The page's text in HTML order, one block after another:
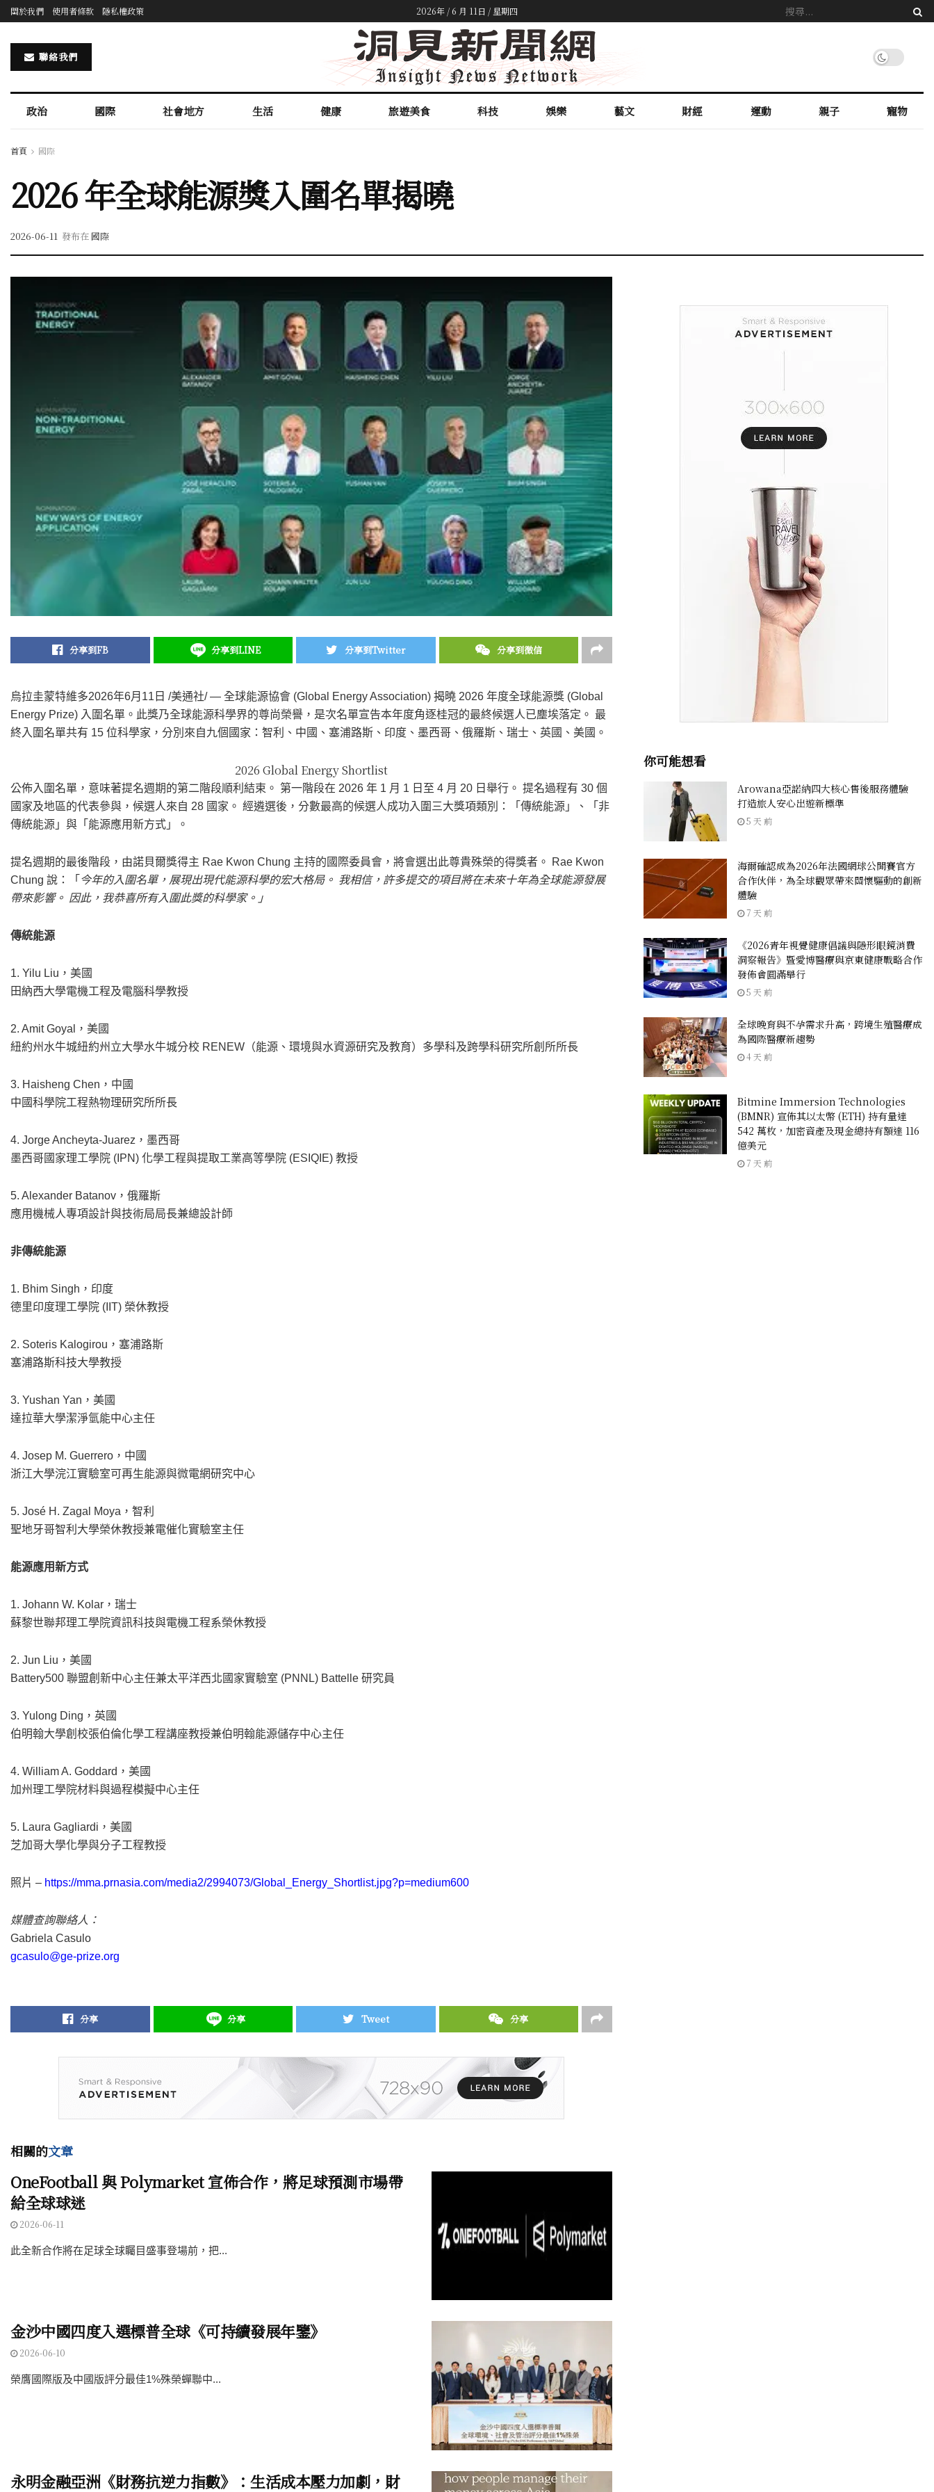
關於我們 使用者條款 隱私權政策 2026年 / 6 月 11日 / 星期四
聯絡我們
政治 國際 社會地方 生活 健康 旅遊美食 科技 娛樂 藝文 財經 運動 親子 寵物
首頁 國際
2026 年全球能源獎入圍名單揭曉
2026-06-11 發布在 國際
分享到FB 分享到LINE 分享到Twitter 分享到微信
烏拉圭蒙特維多2026年6月11日 /美通社/ — 全球能源協會 (Global Energy Association) 揭曉 2026 年度全球能源獎 (Global
Energy Prize) 入圍名單。此獎乃全球能源科學界的尊尚榮譽，是次名單宣告本年度角逐桂冠的最終候選人已塵埃落定。 最
終入圍名單共有 15 位科學家，分別來自九個國家：智利、中國、塞浦路斯、印度、墨西哥、俄羅斯、瑞士、英國、美國。
2026 Global Energy Shortlist
公佈入圍名單，意味著提名週期的第二階段順利結束。 第一階段在 2026 年 1 月 1 日至 4 月 20 日舉行。 提名過程有 30 個
國家及地區的代表參與，候選人來自 28 國家。 經遴選後，分數最高的候選人成功入圍三大獎項類別：「傳統能源」、「非
傳統能源」與「能源應用新方式」。
提名週期的最後階段，由諾貝爾獎得主 Rae Kwon Chung 主持的國際委員會，將會選出此尊貴殊榮的得獎者。 Rae Kwon
Chung 說：「 今年的入圍名單，展現出現代能源科學的宏大格局。 我相信，許多提交的項目將在未來十年為全球能源發展
帶來影響。 因此，我恭喜所有入圍此獎的科學家。」
傳統能源
1. Yilu Liu，美國
田納西大學電機工程及電腦科學教授
2. Amit Goyal，美國
紐約州水牛城紐約州立大學水牛城分校 RENEW（能源、環境與水資源研究及教育）多學科及跨學科研究所創所所長
3. Haisheng Chen，中國
中國科學院工程熱物理研究所所長
4. Jorge Ancheyta-Juarez，墨西哥
墨西哥國家理工學院 (IPN) 化學工程與提取工業高等學院 (ESIQIE) 教授
5. Alexander Batanov，俄羅斯
應用機械人專項設計與技術局局長兼總設計師
非傳統能源
1. Bhim Singh，印度
德里印度理工學院 (IIT) 榮休教授
2. Soteris Kalogirou，塞浦路斯
塞浦路斯科技大學教授
3. Yushan Yan，美國
達拉華大學潔淨氫能中心主任
4. Josep M. Guerrero，中國
浙江大學浣江實驗室可再生能源與微電網研究中心
5. José H. Zagal Moya，智利
聖地牙哥智利大學榮休教授兼電催化實驗室主任
能源應用新方式
1. Johann W. Kolar，瑞士
蘇黎世聯邦理工學院資訊科技與電機工程系榮休教授
2. Jun Liu，美國
Battery500 聯盟創新中心主任兼太平洋西北國家實驗室 (PNNL) Battelle 研究員
3. Yulong Ding，英國
伯明翰大學創校張伯倫化學工程講座教授兼伯明翰能源儲存中心主任
4. William A. Goddard，美國
加州理工學院材料與過程模擬中心主任
5. Laura Gagliardi，美國
芝加哥大學化學與分子工程教授
照片 – https://mma.prnasia.com/media2/2994073/Global_Energy_Shortlist.jpg?p=medium600
媒體查詢聯絡人：
Gabriela Casulo
gcasulo@ge-prize.org
分享 分享 Tweet 分享
相關的文章
OneFootball 與 Polymarket 宣佈合作，將足球預測市場帶
給全球球迷
2026-06-11
此全新合作將在足球全球矚目盛事登場前，把...
金沙中國四度入選標普全球《可持續發展年鑒》
2026-06-10
榮膺國際版及中國版評分最佳1%殊榮蟬聯中...
永明金融亞洲《財務抗逆力指數》：生活成本壓力加劇，財
你可能想看
Arowana亞諾納四大核心售後服務體驗
打造旅人安心出遊新標準
5 天 前
海爾確認成為2026年法國網球公開賽官方
合作伙伴，為全球觀眾帶來關懷驅動的創新
體驗
7 天 前
《2026青年視覺健康倡議與隱形眼鏡消費
洞察報告》暨愛博醫療與京東健康戰略合作
發佈會圓滿舉行
5 天 前
全球晚育與不孕需求升高，跨境生殖醫療成
為國際醫療新趨勢
4 天 前
Bitmine Immersion Technologies
(BMNR) 宣佈其以太幣 (ETH) 持有量達
542 萬枚，加密資產及現金總持有額達 116
億美元
7 天 前